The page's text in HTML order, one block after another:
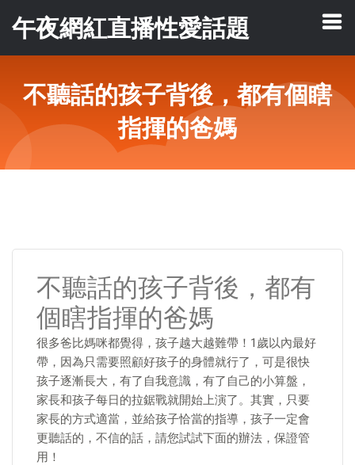
午夜網紅直播性愛話題
不聽話的孩子背後，都有個瞎
指揮的爸媽
不聽話的孩子背後，都有
個瞎指揮的爸媽
很多爸比媽咪都覺得，孩子越大越難帶！1歲以內最好
帶，因為只需要照顧好孩子的身體就行了，可是很快
孩子逐漸長大，有了自我意識，有了自己的小算盤，
家長和孩子每日的拉鋸戰就開始上演了。其實，只要
家長的方式適當，並給孩子恰當的指導，孩子一定會
更聽話的，不信的話，請您試試下面的辦法，保證管
用！